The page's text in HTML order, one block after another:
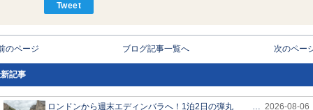
Tweet
のページ ブログ記事一覧へ 次のペー
記事
ロンドンから週末エディンバラへ！1泊2日の弾丸 … 2026-08-06